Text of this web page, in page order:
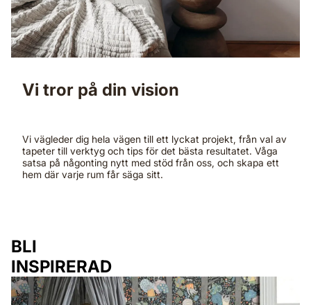
Vi tror på din vision
Vi vägleder dig hela vägen till ett lyckat projekt, från val av
tapeter till verktyg och tips för det bästa resultatet. Våga
satsa på någonting nytt med stöd från oss, och skapa ett
hem där varje rum får säga sitt.
BLI
INSPIRERAD